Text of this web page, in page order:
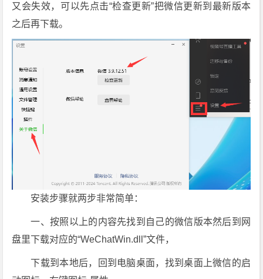
1.
4
又会失效，可以先点击“检查更新”把微信更新到最新版本
之后再下载。
安装步骤就两步非常简单：
一、按照以上的内容先找到自己的微信版本然后到网
盘里下载对应的“WeChatWin.dll”文件，
下载到本地后，回到电脑桌面，找到桌面上微信的启